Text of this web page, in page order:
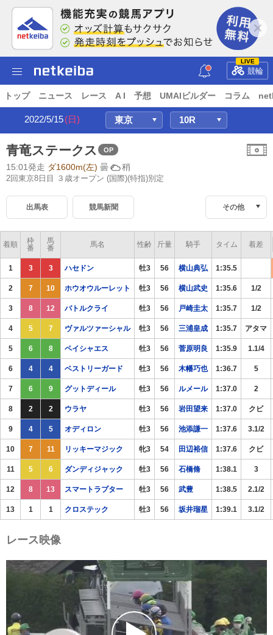
LIVE
競輪
トップ ニュース レース A I 予想 UMAIビルダー コラム
2022/5/15(日)
青竜ステークス OP
15:01発走 ダ1600m(左) 曇 稍
2回東京8日目 ３歳オープン (国際)(特指)別定
出馬表 競馬新聞 その他
着順
枠
番
馬
番
馬名 性齢 斤量 騎手 タイム 着差
1 3 3 ハセドン 牡3 56 横山典弘 1:35.5
2 7 10 ホウオウルーレット 牡3 56 横山武史 1:35.6 1/2
3 8 12 バトルクライ 牡3 56 戸崎圭太 1:35.7 1/2
4 5 7 ヴァルツァーシャル 牡3 56 三浦皇成 1:35.7 アタマ
5 6 8 ペイシャエス 牡3 56 菅原明良 1:35.9 1.1/4
6 4 4 ベストリーガード 牡3 56 木幡巧也 1:36.7 5
7 6 9 グットディール 牡3 56 ルメール 1:37.0 2
8 2 2 ウラヤ 牡3 56 岩田望来 1:37.0 クビ
9 4 5 オディロン 牡3 56 池添謙一 1:37.6 3.1/2
10 7 11 リッキーマジック 牝3 54 田辺裕信 1:37.6 クビ
11 5 6 ダンディジャック 牡3 56 石橋脩 1:38.1 3
12 8 13 スマートラプター 牡3 56 武豊 1:38.5 2.1/2
13 1 1 クロステック 牡3 56 坂井瑠星 1:39.1 3.1/2
レース映像